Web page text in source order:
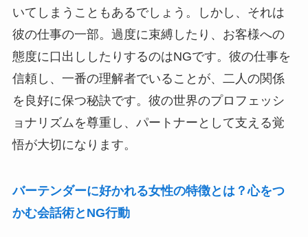
いてしまうこともあるでしょう。しかし、それは
彼の仕事の一部。過度に束縛したり、お客様への
態度に口出ししたりするのはNGです。彼の仕事を
信頼し、一番の理解者でいることが、二人の関係
を良好に保つ秘訣です。彼の世界のプロフェッシ
ョナリズムを尊重し、パートナーとして支える覚
悟が大切になります。
バーテンダーに好かれる女性の特徴とは？心をつ
かむ会話術とNG行動